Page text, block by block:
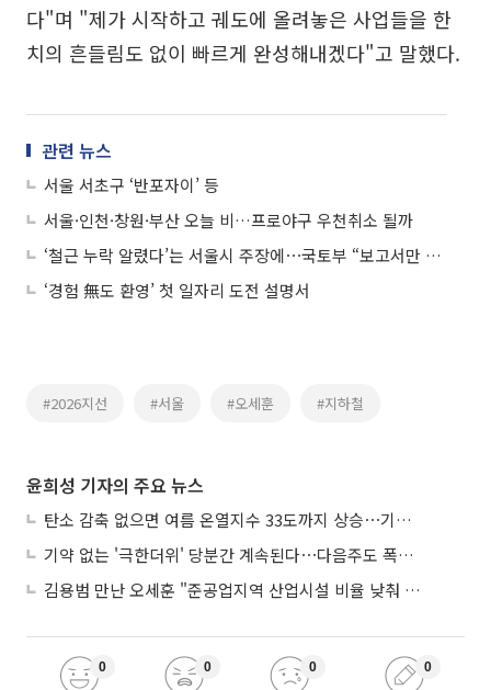
다"며 "제가 시작하고 궤도에 올려놓은 사업들을 한
치의 흔들림도 없이 빠르게 완성해내겠다"고 말했다.
관련 뉴스
서울 서초구 ‘반포자이’ 등
서울·인천·창원·부산 오늘 비…프로야구 우천취소 될까
‘철근 누락 알렸다’는 서울시 주장에⋯국토부 “보고서만 3000쪽”
‘경험 無도 환영’ 첫 일자리 도전 설명서
#2026지선 #서울 #오세훈 #지하철
윤희성 기자의 주요 뉴스
탄소 감축 없으면 여름 온열지수 33도까지 상승⋯기상청, 2100년 미래전망
기약 없는 '극한더위' 당분간 계속된다⋯다음주도 폭염·열대야 지속
김용범 만난 오세훈 "준공업지역 산업시설 비율 낮춰 공급 늘려야"
0 0 0 0